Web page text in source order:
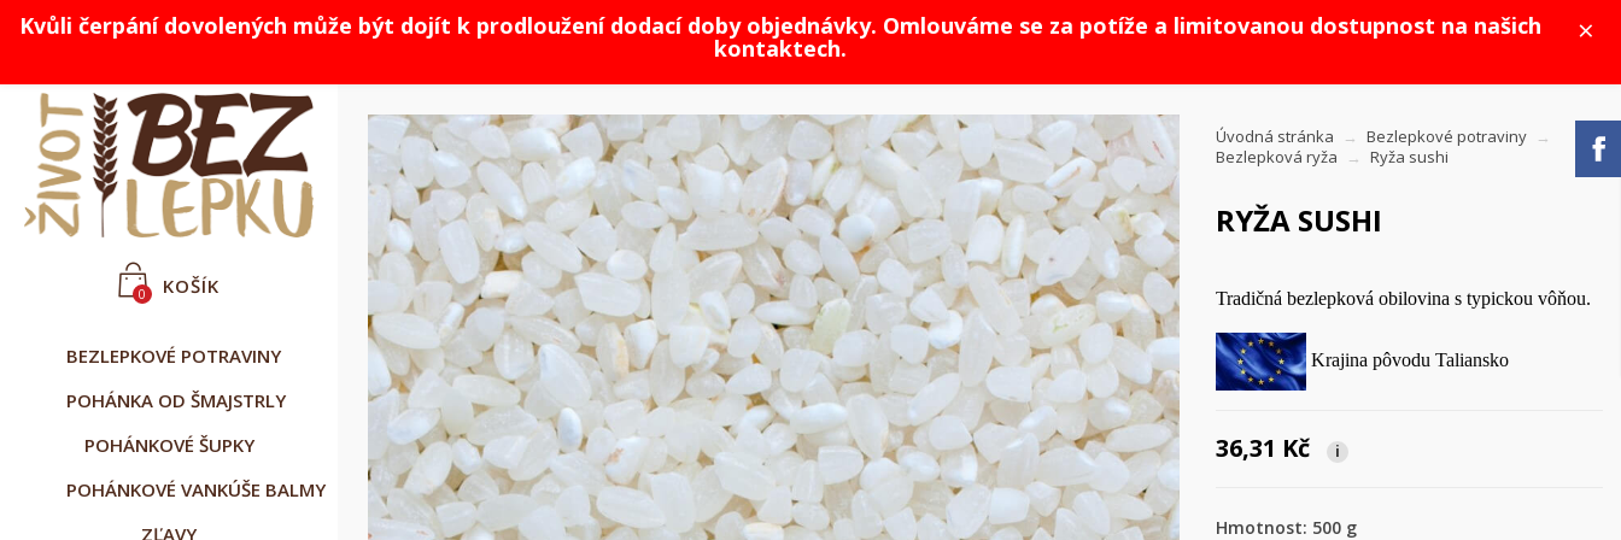
×
Kvůli čerpání dovolených může být dojít k prodloužení dodací doby objednávky. Omlouváme se za potíže a limitovanou dostupnost na našich
kontaktech.
KOŠÍK
0
BEZLEPKOVÉ POTRAVINY
POHÁNKA OD ŠMAJSTRLY
POHÁNKOVÉ ŠUPKY
POHÁNKOVÉ VANKÚŠE BALMY
ZĽAVY
Úvodná stránka
Bezlepkové potraviny
Bezlepková ryža
Ryža sushi
RYŽA SUSHI
Tradičná bezlepková obilovina s typickou vôňou.
Krajina pôvodu Taliansko
36,31 Kč i
Hmotnost: 500 g